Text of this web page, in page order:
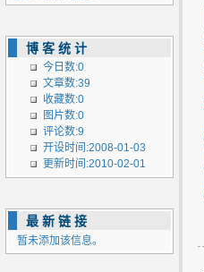
博客统计
今日数:0
文章数:39
收藏数:0
图片数:0
评论数:9
开设时间:2008-01-03
更新时间:2010-02-01
最新链接
暂未添加该信息。